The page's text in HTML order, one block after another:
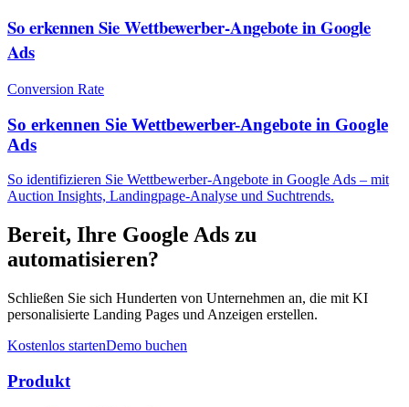
So erkennen Sie Wettbewerber-Angebote in Google
Ads
Conversion Rate
So erkennen Sie Wettbewerber-Angebote in Google
Ads
So identifizieren Sie Wettbewerber-Angebote in Google Ads – mit
Auction Insights, Landingpage-Analyse und Suchtrends.
Bereit, Ihre Google Ads zu
automatisieren?
Schließen Sie sich Hunderten von Unternehmen an, die mit KI
personalisierte Landing Pages und Anzeigen erstellen.
Kostenlos startenDemo buchen
Produkt